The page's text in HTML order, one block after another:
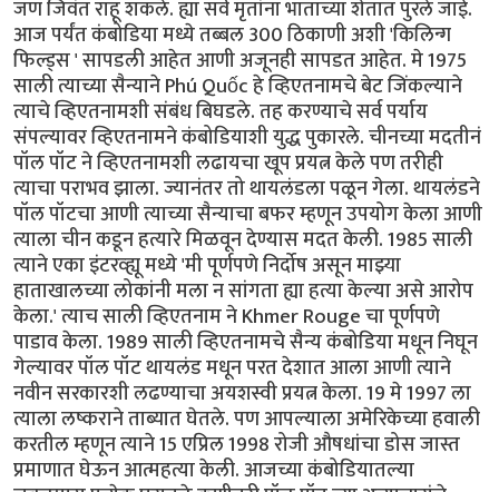
जण जिवंत राहू शकले. ह्या सर्व मृतांना भाताच्या शेतात पुरले जाई.
आज पर्यंत कंबोडिया मध्ये तब्बल 300 ठिकाणी अशी 'किलिन्ग
फिल्ड्स ' सापडली आहेत आणी अजूनही सापडत आहेत. मे 1975
साली त्याच्या सैन्याने Phú Quốc हे व्हिएतनामचे बेट जिंकल्याने
त्याचे व्हिएतनामशी संबंध बिघडले. तह करण्याचे सर्व पर्याय
संपल्यावर व्हिएतनामने कंबोडियाशी युद्ध पुकारले. चीनच्या मदतीनं
पॉल पॉट ने व्हिएतनामशी लढायचा खूप प्रयत्न केले पण तरीही
त्याचा पराभव झाला. ज्यानंतर तो थायलंडला पळून गेला. थायलंडने
पॉल पॉटचा आणी त्याच्या सैन्याचा बफर म्हणून उपयोग केला आणी
त्याला चीन कडून हत्यारे मिळवून देण्यास मदत केली. 1985 साली
त्याने एका इंटरव्ह्यू मध्ये 'मी पूर्णपणे निर्दोष असून माझ्या
हाताखालच्या लोकांनी मला न सांगता ह्या हत्या केल्या असे आरोप
केला.' त्याच साली व्हिएतनाम ने Khmer Rouge चा पूर्णपणे
पाडाव केला. 1989 साली व्हिएतनामचे सैन्य कंबोडिया मधून निघून
गेल्यावर पॉल पॉट थायलंड मधून परत देशात आला आणी त्याने
नवीन सरकारशी लढण्याचा अयशस्वी प्रयत्न केला. 19 मे 1997 ला
त्याला लष्कराने ताब्यात घेतले. पण आपल्याला अमेरिकेच्या हवाली
करतील म्हणून त्याने 15 एप्रिल 1998 रोजी औषधांचा डोस जास्त
प्रमाणात घेऊन आत्महत्या केली. आजच्या कंबोडियातल्या